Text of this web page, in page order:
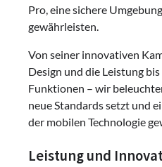
Pro, eine sichere
gewährleisten.
Von seiner innovativen
Design und die Leistung
Funktionen – wir
neue Standards setzt und
der mobilen Technologie
Leistung und